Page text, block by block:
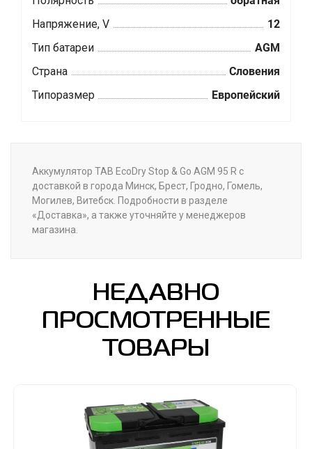
Напряжение, V
12
Тип батареи
AGM
Страна
Словения
Типоразмер
Европейский
Аккумулятор TAB EcoDry Stop & Go AGM 95 R с
доставкой в города Минск, Брест, Гродно, Гомель,
Могилев, Витебск. Подробности в разделе
«Доставка», а также уточняйте у менеджеров
магазина.
НЕДАВНО
ПРОСМОТРЕННЫЕ
ТОВАРЫ